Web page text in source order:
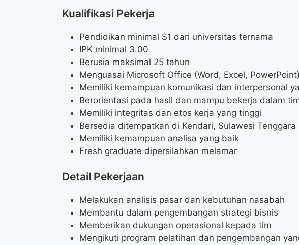
Kualifikasi Pekerja
Pendidikan minimal S1 dari universitas ternama
IPK minimal 3.00
Berusia maksimal 25 tahun
Menguasai Microsoft Office (Word, Excel, PowerPoint)
Memiliki kemampuan komunikasi dan interpersonal
Berorientasi pada hasil dan mampu bekerja dalam
Memiliki integritas dan etos kerja yang tinggi
Bersedia ditempatkan di Kendari, Sulawesi Tenggara
Memiliki kemampuan analisa yang baik
Fresh graduate dipersilahkan melamar
Detail Pekerjaan
Melakukan analisis pasar dan kebutuhan nasabah
Membantu dalam pengembangan strategi bisnis
Memberikan dukungan operasional kepada tim
Mengikuti program pelatihan dan pengembangan